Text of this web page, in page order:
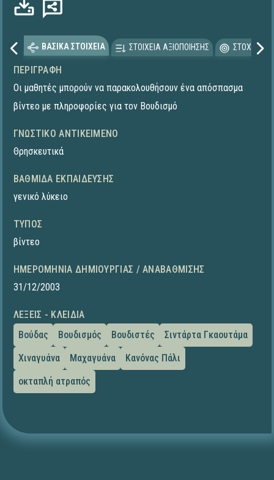
ΒΑΣΙΚΑ ΣΤΟΙΧΕΙΑ ΣΤΟΙΧΕΙΑ ΑΞΙΟΠΟΙΗΣΗΣ
ΠΕΡΙΓΡΑΦΉ
Οι μαθητές μπορούν να παρακολουθήσουν ένα απόσπασμα
βίντεο με πληροφορίες για τον Βουδισμό
ΓΝΩΣΤΙΚΌ ΑΝΤΙΚΕΊΜΕΝΟ
Θρησκευτικά
ΒΑΘΜΊΔΑ ΕΚΠΑΊΔΕΥΣΗΣ
γενικό λύκειο
ΤΎΠΟΣ
βίντεο
ΗΜΕΡΟΜΗΝΊΑ ΔΗΜΙΟΥΡΓΊΑΣ / ΑΝΑΒΆΘΜΙΣΗΣ
31/12/2003
ΛΈΞΕΙΣ - ΚΛΕΙΔΙΆ
Βούδας
Βουδισμός Βουδιστές
Σιντάρτα Γκαουτάμα
Χιναγυάνα
Μαχαγυάνα
Κανόνας Πάλι
οκταπλή ατραπός